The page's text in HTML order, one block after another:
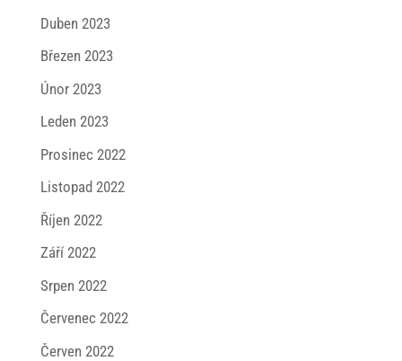
Duben 2023
Březen 2023
Únor 2023
Leden 2023
Prosinec 2022
Listopad 2022
Říjen 2022
Září 2022
Srpen 2022
Červenec 2022
Červen 2022